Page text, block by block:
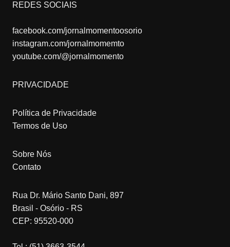
REDES SOCIAIS
facebook.com/jornalmomentoosorio
instagram.com/jornalmomemto
youtube.com/@jornalmomento
PRIVACIDADE
Política de Privacidade
Termos de Uso
Sobre Nós
Contato
Rua Dr. Mário Santo Dani, 897
Brasil - Osório - RS
CEP: 95520-000